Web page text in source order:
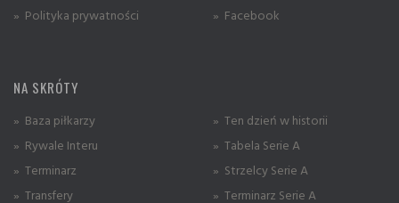
» Polityka prywatności
» Facebook
NA SKRÓTY
» Baza piłkarzy
» Rywale Interu
» Terminarz
» Transfery
» Ten dzień w historii
» Tabela Serie A
» Strzelcy Serie A
» Terminarz Serie A